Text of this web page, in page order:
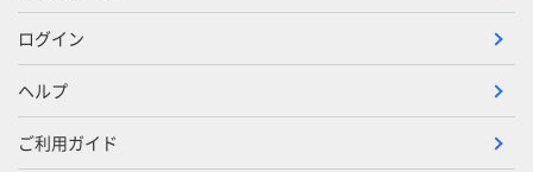
ログイン
ヘルプ
ご利用ガイド